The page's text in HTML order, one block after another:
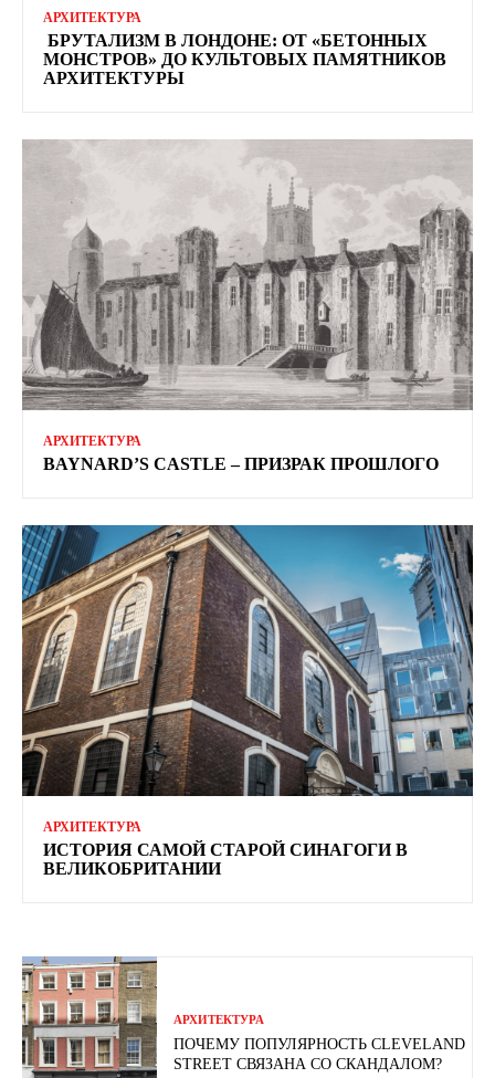
АРХИТЕКТУРА
БРУТАЛИЗМ В ЛОНДОНЕ: ОТ «БЕТОННЫХ
МОНСТРОВ» ДО КУЛЬТОВЫХ ПАМЯТНИКОВ
АРХИТЕКТУРЫ
АРХИТЕКТУРА
BAYNARD’S CASTLE – ПРИЗРАК ПРОШЛОГО
АРХИТЕКТУРА
ИСТОРИЯ САМОЙ СТАРОЙ СИНАГОГИ В
ВЕЛИКОБРИТАНИИ
АРХИТЕКТУРА
ПОЧЕМУ ПОПУЛЯРНОСТЬ CLEVELAND
STREET СВЯЗАНА СО СКАНДАЛОМ?